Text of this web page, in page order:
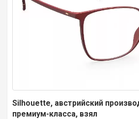
Silhouette, австрийский
премиум-класса, взял